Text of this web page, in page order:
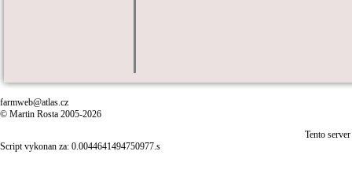
farmweb@atlas.cz
© Martin Rosta 2005-2026
Tento
Script vykonan za: 0.0044641494750977.s